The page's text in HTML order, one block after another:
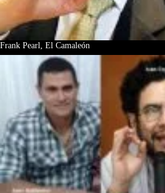
Frank Pearl, El Camaleón